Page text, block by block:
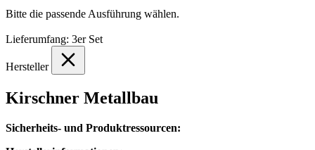
Bitte die passende Ausführung wählen.
Lieferumfang: 3er Set
Hersteller
Kirschner Metallbau
Sicherheits- und Produktressourcen: